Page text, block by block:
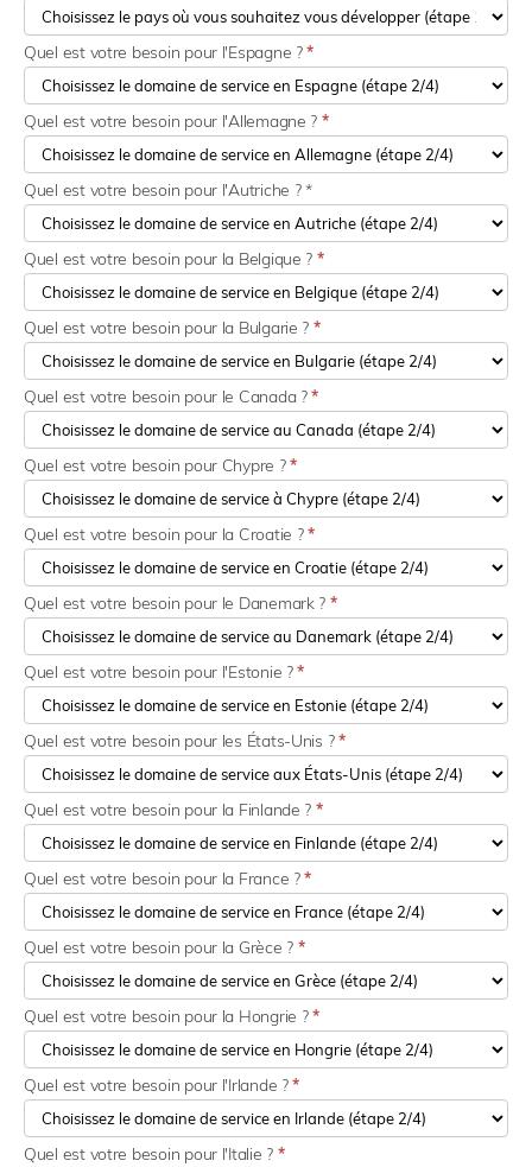
Quel est votre besoin pour l'Espagne ?*
Quel est votre besoin pour l'Allemagne ? *
Quel est votre besoin pour l'Autriche ? *
Quel est votre besoin pour la Belgique ? *
Quel est votre besoin pour la Bulgarie ? *
Quel est votre besoin pour le Canada ?*
Quel est votre besoin pour Chypre ?*
Quel est votre besoin pour la Croatie ?*
Quel est votre besoin pour le Danemark ? *
Quel est votre besoin pour l'Estonie ?*
Quel est votre besoin pour les États-Unis ?*
Quel est votre besoin pour la Finlande ? *
Quel est votre besoin pour la France ?*
Quel est votre besoin pour la Grèce ? *
Quel est votre besoin pour la Hongrie ?*
Quel est votre besoin pour l'Irlande ?*
Quel est votre besoin pour l'Italie ? *